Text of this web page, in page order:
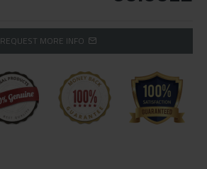
REQUEST MORE INFO